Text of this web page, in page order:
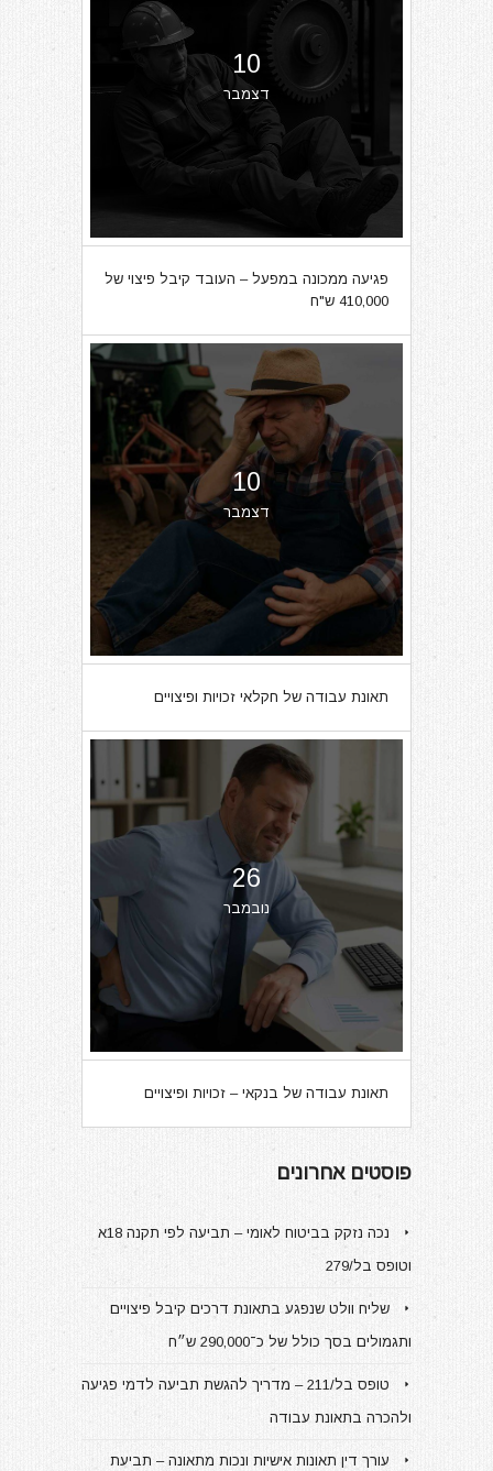
10
דצמבר
פגיעה ממכונה במפעל – העובד קיבל פיצוי של
410,000 ש"ח
10
דצמבר
תאונת עבודה של חקלאי זכויות ופיצויים
26
נובמבר
תאונת עבודה של בנקאי – זכויות ופיצויים
פוסטים אחרונים
נכה נזקק בביטוח לאומי – תביעה לפי תקנה 18א
וטופס בל/279
שליח וולט שנפגע בתאונת דרכים קיבל פיצויים
ותגמולים בסך כולל של כ־290,000 ש״ח
טופס בל/211 – מדריך להגשת תביעה לדמי פגיעה
ולהכרה בתאונת עבודה
עורך דין תאונות אישיות ונכות מתאונה – תביעת